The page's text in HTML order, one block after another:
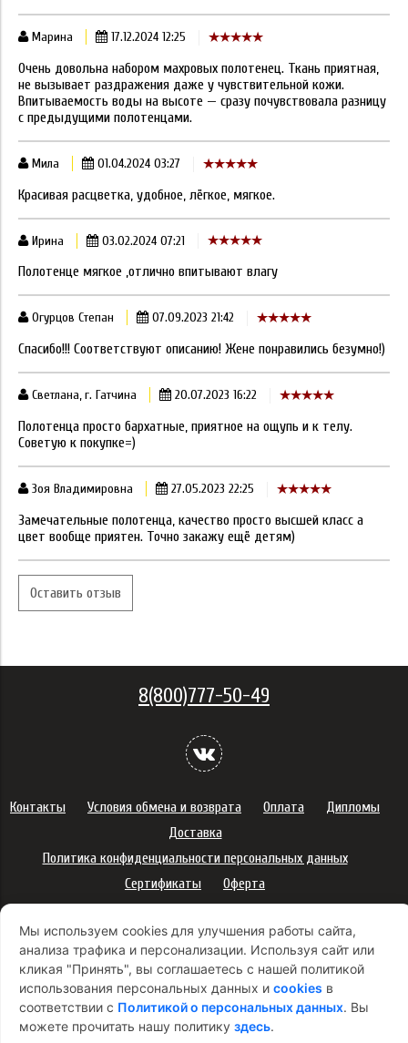
Марина 17.12.2024 12:25
Очень довольна набором махровых полотенец. Ткань приятная,
не вызывает раздражения даже у чувствительной кожи.
Впитываемость воды на высоте — сразу почувствовала разницу
с предыдущими полотенцами.
Мила 01.04.2024 03:27
Красивая расцветка, удобное, лёгкое, мягкое.
Ирина 03.02.2024 07:21
Полотенце мягкое ,отлично впитывают влагу
Огурцов Степан 07.09.2023 21:42
Спасибо!!! Соответствуют описанию! Жене понравились безумно!)
Светлана, г. Гатчина 20.07.2023 16:22
Полотенца просто бархатные, приятное на ощупь и к телу.
Советую к покупке=)
Зоя Владимировна 27.05.2023 22:25
Замечательные полотенца, качество просто высшей класс а
цвет вообще приятен. Точно закажу ещё детям)
Оставить отзыв
Мы используем cookies для улучшения работы сайта,
анализа трафика и персонализации. Используя сайт или
кликая "Принять", вы соглашаетесь с нашей политикой
использования персональных данных и cookies в
соответствии с Политикой о персональных данных. Вы
можете прочитать нашу политику здесь.
8(800)777-50-49
Контакты Условия обмена и возврата Оплата
Дипломы
Доставка
Политика конфиденциальности персональных данных
Сертификаты
Оферта
Правила использования подарочных карт
Правила ухода за одеждой
Политика платежей
Условия использования Cookie-файлов
Согласие на рекламную рассылку